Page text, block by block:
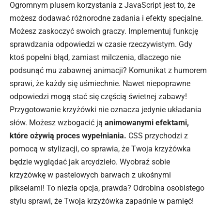
Ogromnym plusem korzystania z JavaScript jest to, że
możesz dodawać różnorodne zadania i efekty specjalne.
Możesz zaskoczyć swoich graczy. Implementuj funkcję
sprawdzania odpowiedzi w czasie rzeczywistym. Gdy
ktoś popełni błąd, zamiast milczenia, dlaczego nie
podsunąć mu zabawnej animacji? Komunikat z humorem
sprawi, że każdy się uśmiechnie. Nawet niepoprawne
odpowiedzi mogą stać się częścią świetnej zabawy!
Przygotowanie krzyżówki nie oznacza jedynie układania
słów. Możesz wzbogacić ją animowanymi efektami,
które ożywią proces wypełniania. CSS przychodzi z
pomocą w stylizacji, co sprawia, że Twoja krzyżówka
będzie wyglądać jak arcydzieło. Wyobraź sobie
krzyżówkę w pastelowych barwach z ukośnymi
pikselami! To niezła opcja, prawda? Odrobina osobistego
stylu sprawi, że Twoja krzyżówka zapadnie w pamięć!